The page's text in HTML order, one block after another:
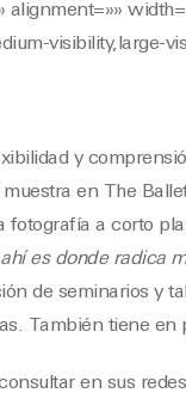
alignment=»»
visibility,large-
y
en The
fotografía a corto
es donde radica
de seminarios y
También tiene en
en sus